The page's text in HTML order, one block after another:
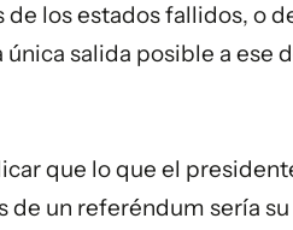
los estados fallidos, o
salida posible a ese
que lo que el
de un referéndum sería